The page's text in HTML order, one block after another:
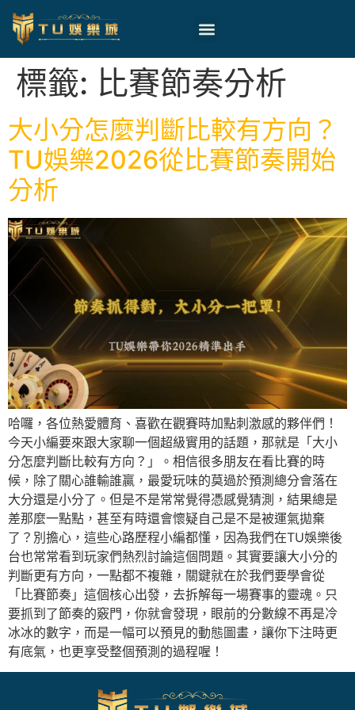
標籤: 比賽節奏分析
大小分怎麼判斷比較有方向？
TU娛樂2026從比賽節奏開始
分析
哈囉，各位熱愛體育、喜歡在觀賽時加點刺激感的夥伴們！
今天小編要來跟大家聊一個超級實用的話題，那就是「大小
分怎麼判斷比較有方向？」。相信很多朋友在看比賽的時
候，除了關心誰輸誰贏，最愛玩味的莫過於預測總分會落在
大分還是小分了。但是不是常常覺得憑感覺猜測，結果總是
差那麼一點點，甚至有時還會懷疑自己是不是被運氣拋棄
了？別擔心，這些心路歷程小編都懂，因為我們在TU娛樂後
台也常常看到玩家們熱烈討論這個問題。其實要讓大小分的
判斷更有方向，一點都不複雜，關鍵就在於我們要學會從
「比賽節奏」這個核心出發，去拆解每一場賽事的靈魂。只
要抓到了節奏的竅門，你就會發現，眼前的分數線不再是冷
冰冰的數字，而是一幅可以預見的動態圖畫，讓你下注時更
有底氣，也更享受整個預測的過程喔！